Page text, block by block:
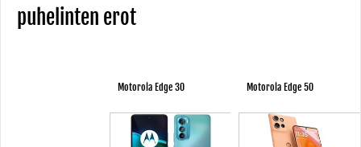
puhelinten erot
Motorola Edge 30 Motorola Edge 50